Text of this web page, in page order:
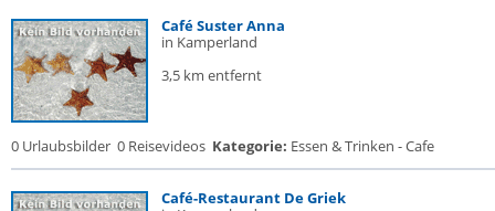
Café Suster Anna
in Kamperland
3,5 km entfernt
0 Urlaubsbilder 0 Reisevideos Kategorie: Essen & Trinken - Cafe
Café-Restaurant De Griek